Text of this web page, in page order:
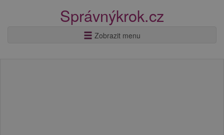
Správnýkrok.cz
Zobrazit menu